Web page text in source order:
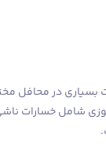
بسیاری در محافل
شامل خسارات